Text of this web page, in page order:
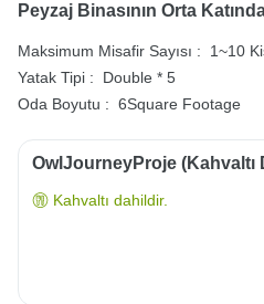
Peyzaj Binasının Orta
Maksimum Misafir Sayısı :
1~10
Yatak Tipi :
Double * 5
Oda Boyutu : 6Square Footage
OwlJourneyProje (Kahvaltı
Kahvaltı dahildir.